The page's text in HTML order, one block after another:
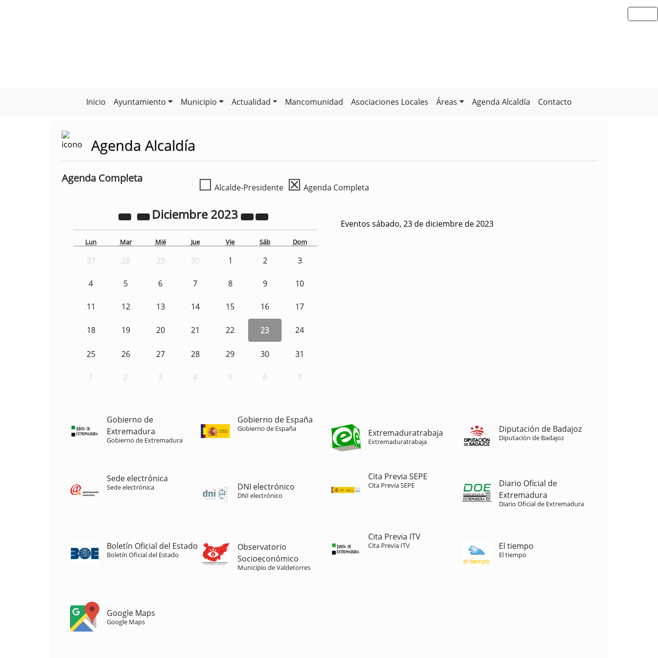
Inicio Ayuntamiento Municipio Actualidad Mancomunidad Asociaciones Locales Áreas Agenda Alcaldía Contacto
Agenda Alcaldía
Agenda Completa ☐ Alcalde-Presidente ☒ Agenda Completa
Diciembre2023
Lun Mar Mié Jue Vie Sáb Dom
27 28 29 30 1 2 3
4 5 6 7 8 9 10
11 12 13 14 15 16 17
18 19 20 21 22 23 24
25 26 27 28 29 30 31
1 2 3 4 5 6 7
Eventos sábado, 23 de diciembre de 2023
Gobierno de
Extremadura
Gobierno de Extremadura
Gobierno de España
Gobierno de España Extremaduratrabaja
Extremaduratrabaja
Diputación de Badajoz
Diputación de Badajoz
Sede electrónica
Sede electrónica DNI electrónico
DNI electrónico
Cita Previa SEPE
Cita Previa SEPE
Diario Oficial de
Extremadura
Diario Oficial de Extremadura
Boletín Oficial del Estado
Boletín Oficial del Estado
Observatorio
Socioeconómico
Municipio de Valdetorres
Cita Previa ITV
Cita Previa ITV El tiempo
El tiempo
Google Maps
Google Maps